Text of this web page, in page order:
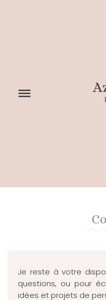
Je reste à votre
questions, ou pour
idées et projets de